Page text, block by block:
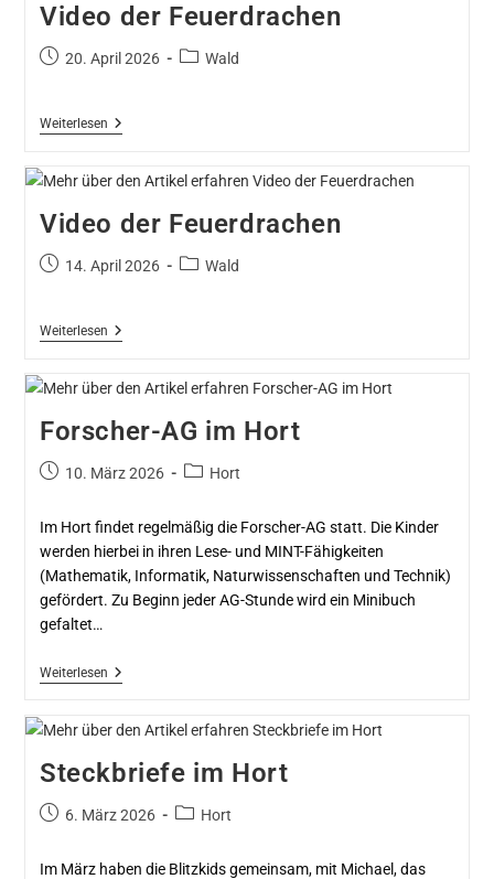
Video der Feuerdrachen
20. April 2026 Wald
Weiterlesen
Video der Feuerdrachen
14. April 2026 Wald
Weiterlesen
Forscher-AG im Hort
10. März 2026 Hort
Im Hort findet regelmäßig die Forscher-AG statt. Die Kinder
werden hierbei in ihren Lese- und MINT-Fähigkeiten
(Mathematik, Informatik, Naturwissenschaften und Technik)
gefördert. Zu Beginn jeder AG-Stunde wird ein Minibuch
gefaltet…
Weiterlesen
Steckbriefe im Hort
6. März 2026 Hort
Im März haben die Blitzkids gemeinsam, mit Michael, das